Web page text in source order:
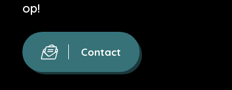
op!
Contact